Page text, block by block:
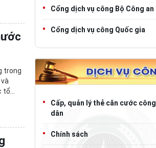
trong
tổ
Cổng dịch vụ công Bộ Công an
Cổng dịch vụ công Quốc gia
Cấp, quản lý thẻ căn cước công
dân
Chính sách